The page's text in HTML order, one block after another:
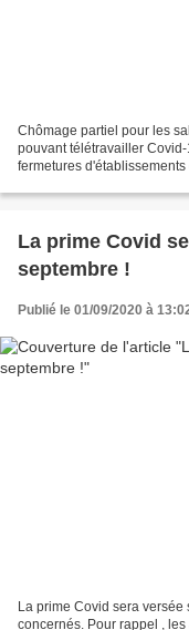
Chômage partiel pour les
pouvant télétravailler
fermetures
La prime Covid
septembre !
Publié le 01/09/2020 à
La prime Covid sera
concernés. Pour rappel ,